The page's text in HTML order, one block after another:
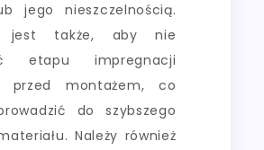
jego nieszczelnością.
jest także, aby nie
etapu impregnacji
przed montażem, co
do szybszego
Należy również